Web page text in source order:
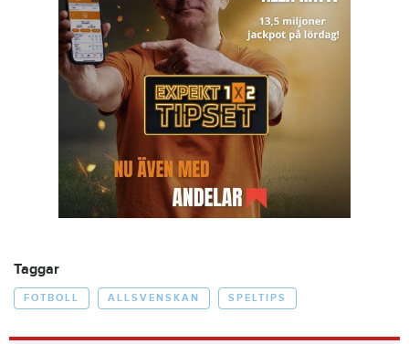
Taggar
FOTBOLL ALLSVENSKAN SPELTIPS